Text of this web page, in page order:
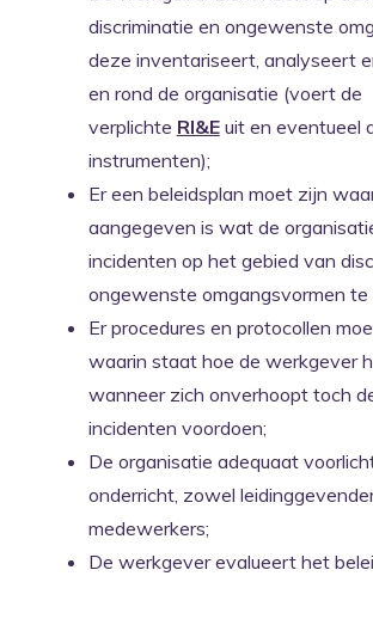
discriminatie en ongewenste
deze inventariseert, analyseert
en rond de organisatie (voert de
verplichte RI&Euit en eventueel
instrumenten);
Er een beleidsplan moet zijn
aangegeven is wat de
incidenten op het gebied van
ongewenste omgangsvormen te
Er procedures en protocollen
waarin staat hoe de werkgever
wanneer zich onverhoopt toch
incidenten voordoen;
De organisatie adequaat
onderricht, zowel
medewerkers;
De werkgever evalueert het